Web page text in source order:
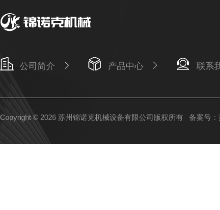
公司简介 产品中心 联系
Copyright © 2026 苏州锦诺克机械设备有限公司版权所有 备案号：